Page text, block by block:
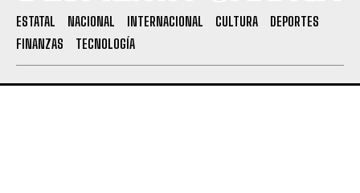
ESTATAL NACIONAL INTERNACIONAL CULTURA
DEPORTES
FINANZAS
TECNOLOGÍA